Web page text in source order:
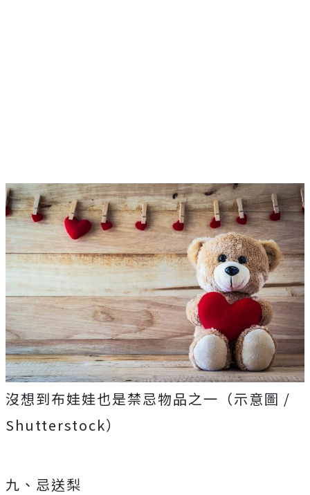
沒想到布娃娃也是禁忌物品之一（示意圖 /
Shutterstock）
九、忌送梨